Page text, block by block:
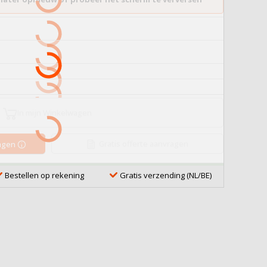
Bestellen op rekening Gratis verzending (NL/BE)